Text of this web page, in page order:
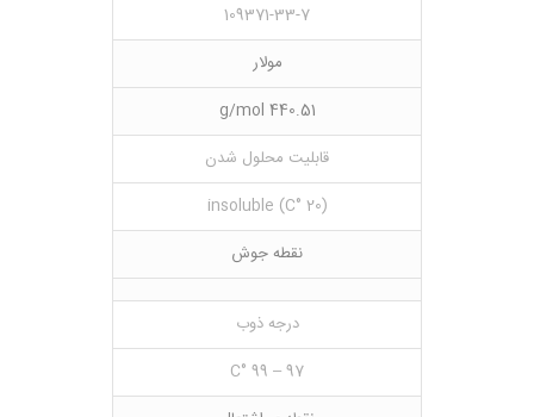
109371-33-7
مولار
440.51 g/mol
قابلیت محلول شدن
(20 °C) insoluble
نقطه جوش
درجه ذوب
97 – 99 °C